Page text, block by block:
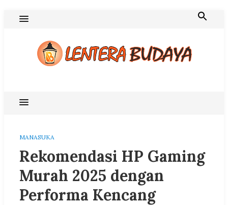
MANASUKA
Rekomendasi HP Gaming
Murah 2025 dengan
Performa Kencang